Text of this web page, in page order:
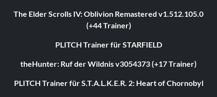
The Elder Scrolls IV: Oblivion Remastered v1.512.105.0
(+44 Trainer)
PLITCH Trainer für STARFIELD
theHunter: Ruf der Wildnis v3054373 (+17 Trainer)
PLITCH Trainer für S.T.A.L.K.E.R. 2: Heart of Chornobyl